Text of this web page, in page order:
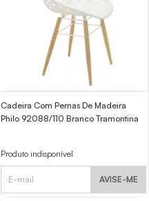
Cadeira Com Pernas De Madeira
Philo 92088/110 Branco Tramontina
Produto indisponível
AVISE-ME